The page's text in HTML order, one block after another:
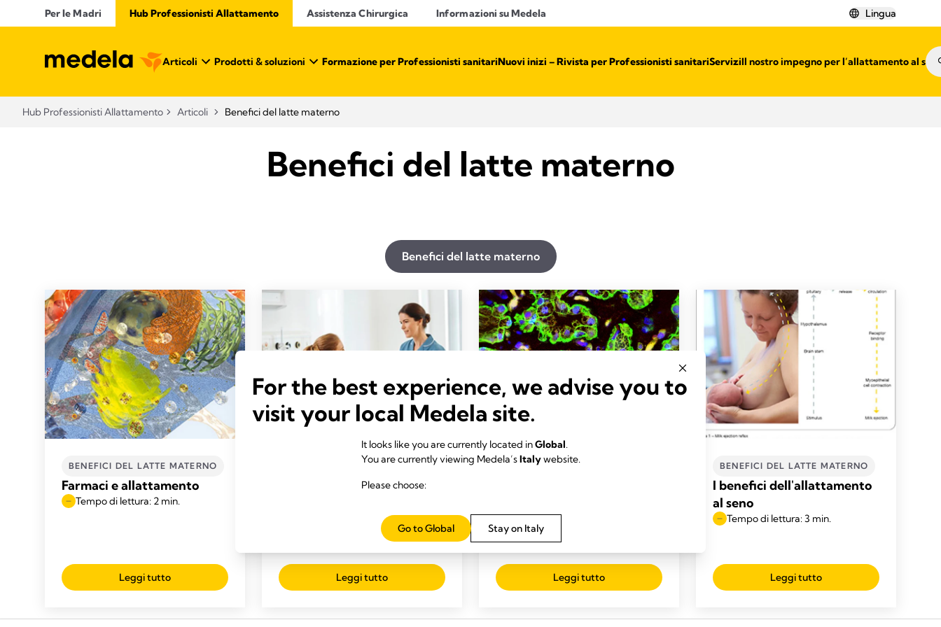
Per le Madri Hub Professionisti Allattamento​ Assistenza Chirurgica Informazioni su Medela Lingua
Articoli​ Prodotti & soluzioni Formazione per Professionisti sanitari​Nuovi inizi – Rivista per Professionisti sanitari​ServiziIl nostro impegno per l’allattamento al
Hub Professionisti Allattamento​ Articoli​ Benefici del latte materno
Benefici del latte materno
Benefici del latte materno
BENEFICI DEL LATTE MATERNO
Farmaci e allattamento
Tempo di lettura: 2 min.
Leggi tutto
BENEFICI DEL LATTE MATERNO
Condizioni a rischio che
dell'allattamento al seno
Tempo di lettura: 4 min.
Leggi tutto
BENEFICI DEL LATTE MATERNO
Leggi tutto
BENEFICI DEL LATTE MATERNO
I benefici dell'allattamento
al seno
Tempo di lettura: 3 min.
Leggi tutto
For the best experience, we advise you to
visit your local Medela site.
It looks like you are currently located inGlobal.
You are currently viewing Medela’sItalywebsite.
Please choose:
Stay on Italy
Go to Global